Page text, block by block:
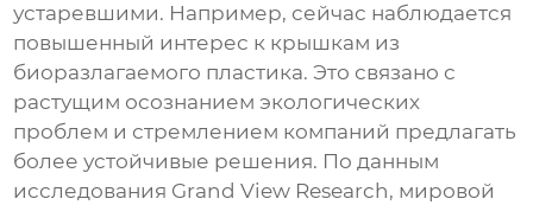
устаревшими. Например, сейчас наблюдается
повышенный интерес к крышкам из
биоразлагаемого пластика. Это связано с
растущим осознанием экологических
проблем и стремлением компаний предлагать
более устойчивые решения. По данным
исследования Grand View Research, мировой